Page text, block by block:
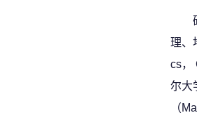
理、
cs，
尔大
（